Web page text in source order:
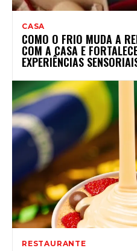
CASA
COMO O FRIO MUDA A
COM A CASA E
EXPERIÊNCIAS
RESTAURANTE